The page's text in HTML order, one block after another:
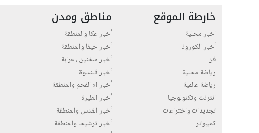
خارطة الموقع
اخبار محلية
أخبار الكورونا
فن
رياضة محلية
رياضة عالمية
انترنت وتكنولوجيا
تجديدات واختراعات
كمبيوتر
مناطق ومدن
أخبار عكا والمنطقة
أخبار حيفا والمنطقة
أخبار سخنين ، عرابة
أخبار قلنسوة
أخبار ام الفحم والمنطقة
أخبار الطيرة
أخبار القدس والمنطقة
أخبار ترشيحا والمنطقة